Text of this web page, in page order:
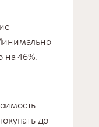
на 46%.
до